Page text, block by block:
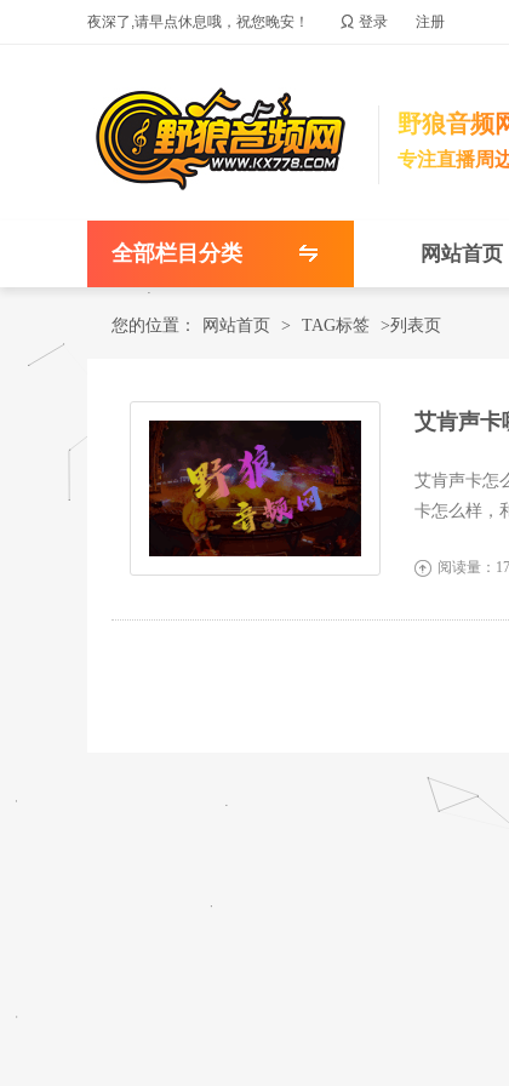
夜深了,请早点休息哦，祝您晚安！  登录 注册
野狼音频
专注直播周
全部栏目分类 网站首页
您的位置： 网站首页 > TAG标签 >列表页
艾肯声卡
艾肯声卡怎
卡怎么样，
 阅读量：